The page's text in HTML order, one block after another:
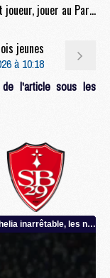
Match : Luis Enrique : « Pour tout joueur, jouer au Parc, c'est toujours spécial »
jeunes
à 10:18
de l'article sous les